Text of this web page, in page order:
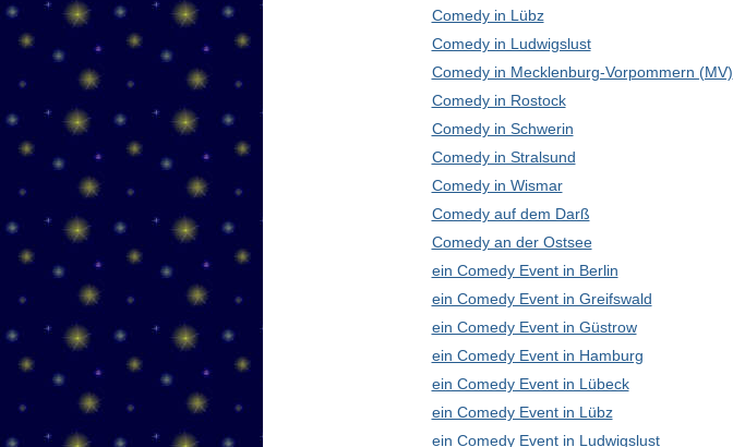
Comedy in Lübz
Comedy in Ludwigslust
Comedy in Mecklenburg-Vorpommern (MV)
Comedy in Rostock
Comedy in Schwerin
Comedy in Stralsund
Comedy in Wismar
Comedy auf dem Darß
Comedy an der Ostsee
ein Comedy Event in Berlin
ein Comedy Event in Greifswald
ein Comedy Event in Güstrow
ein Comedy Event in Hamburg
ein Comedy Event in Lübeck
ein Comedy Event in Lübz
ein Comedy Event in Ludwigslust